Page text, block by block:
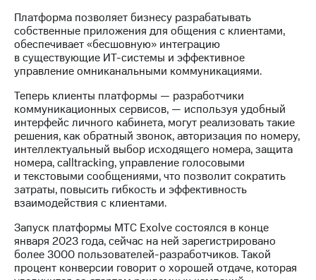
Финансовая
отчетность
Контакты
Новости
в
регионе
и акционерам
Корпоративное
управление
Корпоративный
Раскрытие
информации
Информация
акционерам
Платформа позволяет бизнесу разрабатывать
собственные приложения для общения с клиентами,
обеспечивает «бесшовную» интеграцию
в существующие ИТ-системы и эффективное
управление омниканальными коммуникациями.
Теперь клиенты платформы — разработчики
коммуникационных сервисов, — используя удобный
интерфейс личного кабинета, могут реализовать такие
решения, как обратный звонок, авторизация по номеру,
интеллектуальный выбор исходящего номера, защита
номера, calltracking, управление голосовыми
и текстовыми сообщениями, что позволит сократить
затраты, повысить гибкость и эффективность
взаимодействия с клиентами.
Запуск платформы МТС Exolve состоялся в конце
января 2023 года, сейчас на ней зарегистрировано
более 3000 пользователей-разработчиков. Такой
процент конверсии говорит о хорошей отдаче, которая